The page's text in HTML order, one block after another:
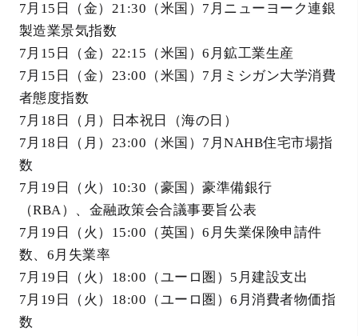
7月15日（金）21:30（米国）7月ニューヨーク連銀
製造業景気指数
7月15日（金）22:15（米国）6月鉱工業生産
7月15日（金）23:00（米国）7月ミシガン大学消費
者態度指数
7月18日（月）日本祝日（海の日）
7月18日（月）23:00（米国）7月NAHB住宅市場指
数
7月19日（火）10:30（豪国）豪準備銀行
（RBA）、金融政策会合議事要旨公表
7月19日（火）15:00（英国）6月失業保険申請件
数、6月失業率
7月19日（火）18:00（ユーロ圏）5月建設支出
7月19日（火）18:00（ユーロ圏）6月消費者物価指
数